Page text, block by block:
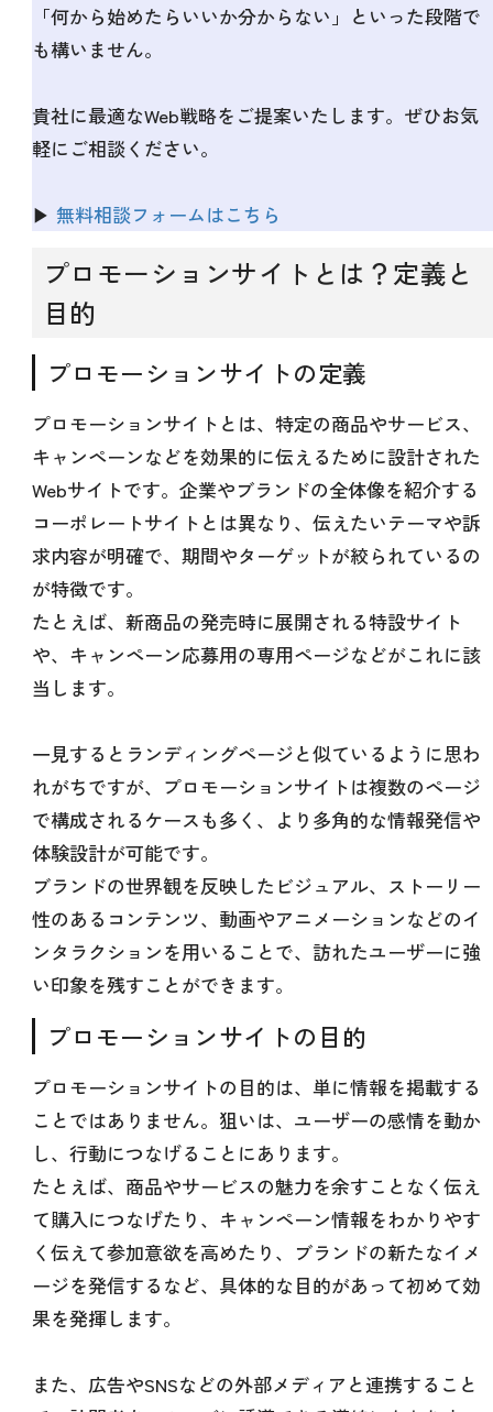
「何から始めたらいいか分からない」といった段階で
も構いません。
貴社に最適なWeb戦略をご提案いたします。ぜひお気
軽にご相談ください。
▶ 無料相談フォームはこちら
プロモーションサイトとは？定義と
目的
プロモーションサイトの定義
プロモーションサイトとは、特定の商品やサービス、
キャンペーンなどを効果的に伝えるために設計された
Webサイトです。企業やブランドの全体像を紹介する
コーポレートサイトとは異なり、伝えたいテーマや訴
求内容が明確で、期間やターゲットが絞られているの
が特徴です。
たとえば、新商品の発売時に展開される特設サイト
や、キャンペーン応募用の専用ページなどがこれに該
当します。
一見するとランディングページと似ているように思わ
れがちですが、プロモーションサイトは複数のページ
で構成されるケースも多く、より多角的な情報発信や
体験設計が可能です。
ブランドの世界観を反映したビジュアル、ストーリー
性のあるコンテンツ、動画やアニメーションなどのイ
ンタラクションを用いることで、訪れたユーザーに強
い印象を残すことができます。
プロモーションサイトの目的
プロモーションサイトの目的は、単に情報を掲載する
ことではありません。狙いは、ユーザーの感情を動か
し、行動につなげることにあります。
たとえば、商品やサービスの魅力を余すことなく伝え
て購入につなげたり、キャンペーン情報をわかりやす
く伝えて参加意欲を高めたり、ブランドの新たなイメ
ージを発信するなど、具体的な目的があって初めて効
果を発揮します。
また、広告やSNSなどの外部メディアと連携すること